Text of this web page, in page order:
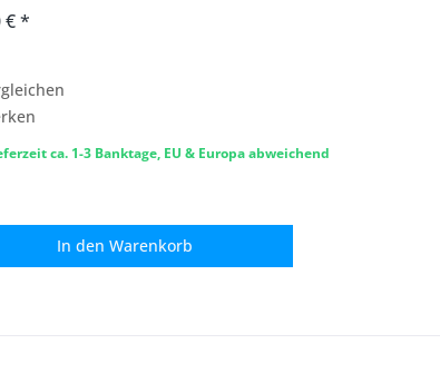
€ *
ca. 1-3 Banktage, EU & Europa abweichend
In den Warenkorb